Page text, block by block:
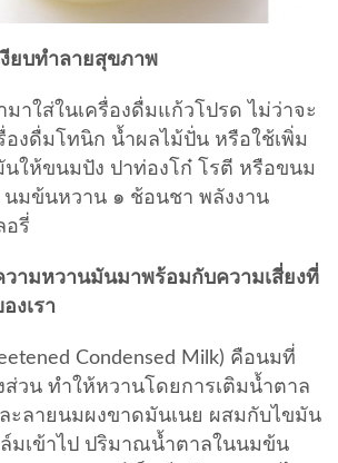
ยบทำลายสุขภาพ
าใส่ในเครื่องดื่มแก้วโปรด ไม่ว่าจะ
องดื่มโทนิก น้ำผลไม้ปั่น หรือใช้เพิ่ม
ให้ขนมปัง ปาท่องโก๋ โรตี หรือขนม
นมข้นหวาน ๑ ช้อนชา พลังงาน
อรี่
ามหวานมันมาพร้อมกับความเสี่ยงที่
งเรา
Condensed Milk) คือนมที่
ส่วน ทำให้หวานโดยการเติมน้ำตาล
ะลายนมผงขาดมันเนย ผสมกับไขมัน
มเข้าไป ปริมาณน้ำตาลในนมข้น